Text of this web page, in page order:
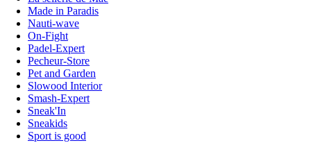
Made in Paradis
Nauti-wave
On-Fight
Padel-Expert
Pecheur-Store
Pet and Garden
Slowood Interior
Smash-Expert
Sneak'In
Sneakids
Sport is good